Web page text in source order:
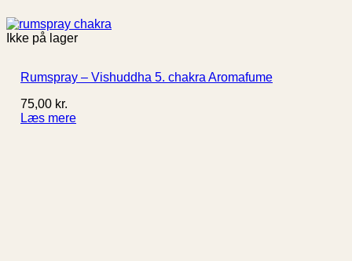
Ikke på lager
Rumspray – Vishuddha 5. chakra Aromafume
75,00 kr.
Læs mere